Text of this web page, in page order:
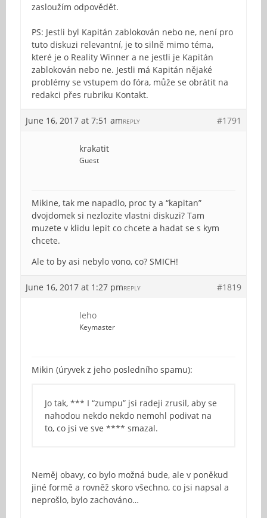
zasloužím odpovědět.
PS: Jestli byl Kapitán zablokován nebo ne, není pro
tuto diskuzi relevantní, je to silně mimo téma,
které je o Reality Winner a ne jestli je Kapitán
zablokován nebo ne. Jestli má Kapitán nějaké
problémy se vstupem do fóra, může se obrátit na
redakci přes rubriku Kontakt.
June 16, 2017 at 7:51 am #1791
REPLY
krakatit
Guest
Mikine, tak me napadlo, proc ty a “kapitan”
dvojdomek si nezlozite vlastni diskuzi? Tam
muzete v klidu lepit co chcete a hadat se s kym
chcete.
Ale to by asi nebylo vono, co? SMICH!
June 16, 2017 at 1:27 pm #1819
REPLY
leho
Keymaster
Mikin (úryvek z jeho posledního spamu):
Jo tak, *** I “zumpu” jsi radeji zrusil, aby se
nahodou nekdo nekdo nemohl podivat na
to, co jsi ve sve **** smazal.
Neměj obavy, co bylo možná bude, ale v poněkud
jiné formě a rovněž skoro všechno, co jsi napsal a
neprošlo, bylo zachováno…